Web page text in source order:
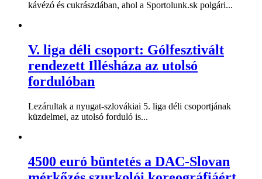
kávézó és cukrászdában, ahol a Sportolunk.sk polgári...
V. liga déli csoport: Gólfesztivált
rendezett Illésháza az utolsó
fordulóban
Lezárultak a nyugat-szlovákiai 5. liga déli csoportjának
küzdelmei, az utolsó forduló is...
4500 euró büntetés a DAC-Slovan